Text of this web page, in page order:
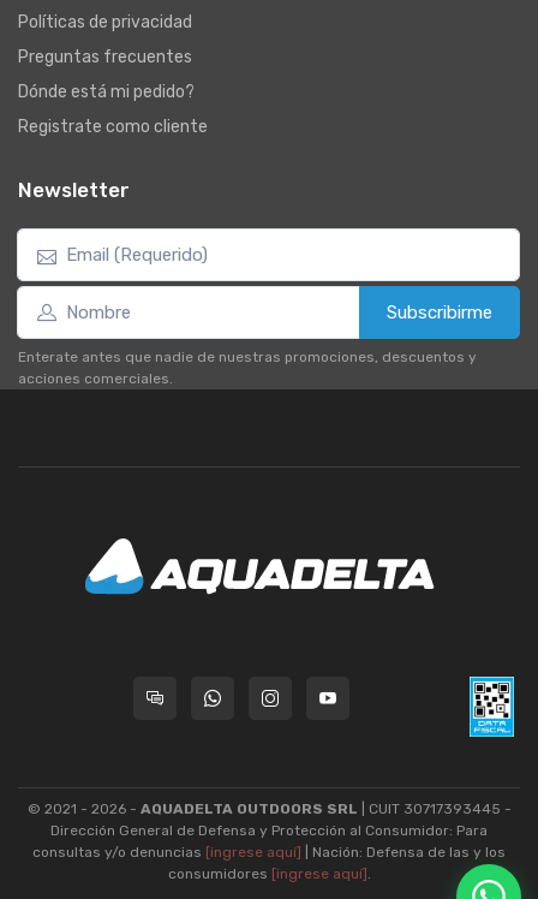
Políticas de privacidad
Preguntas frecuentes
Dónde está mi pedido?
Registrate como cliente
Newsletter
Subscribirme
Enterate antes que nadie de nuestras promociones, descuentos y
acciones comerciales.
© 2021 - 2026 - AQUADELTA OUTDOORS SRL | CUIT 30717393445 -
Dirección General de Defensa y Protección al Consumidor: Para
consultas y/o denuncias [ingrese aquí]
| Nación: Defensa de las y los
consumidores [ingrese aquí] .